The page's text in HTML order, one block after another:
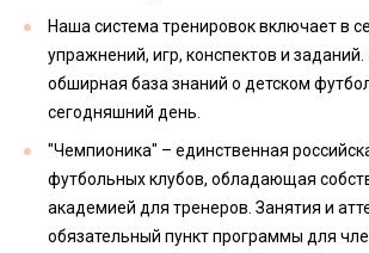
Наша система тренировок включает в
упражнений, игр, конспектов и
обширная база знаний о детском
сегодняшний день.
"Чемпионика" – единственная
футбольных клубов, обладающая
академией для тренеров. Занятия и
обязательный пункт программы для